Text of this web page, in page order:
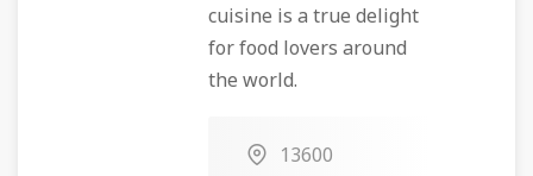
cuisine is a true delight
for food lovers around
the world.
13600